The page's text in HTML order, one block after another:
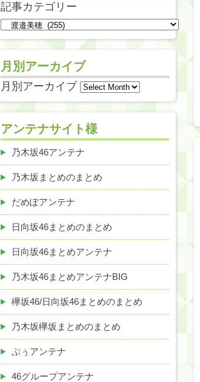
記事カテゴリー
月別アーカイブ
月別アーカイブ
アンテナサイト様
乃木坂46アンテナ
乃木坂まとめのまとめ
だめぽアンテナ
日向坂46まとめのまとめ
日向坂46まとめアンテナ
乃木坂46まとめアンテナBIG
欅坂46/日向坂46まとめのまとめ
乃木坂欅坂まとめのまとめ
ぷぅアンテナ
46グループアンテナ